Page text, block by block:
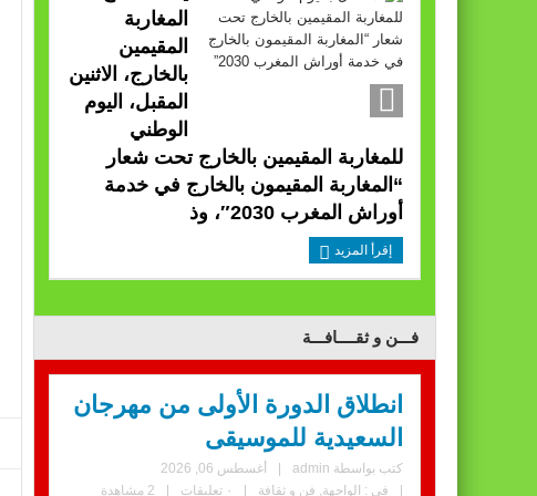
المغاربة
المقيمين
بالخارج، الاثنين
المقبل، اليوم
الوطني
للمغاربة المقيمين بالخارج تحت شعار
“المغاربة المقيمون بالخارج في خدمة
أوراش المغرب 2030″، وذ
إقرأ المزيد
فـــن و ثقــــافـــة
انطلاق الدورة الأولى من مهرجان
السعيدية للموسيقى
كتب بواسطة admin
|
أغسطس 06, 2026
|
فى : الواجهة فن و ثقافة | ٠ تعليقات | 2 مشاهدة